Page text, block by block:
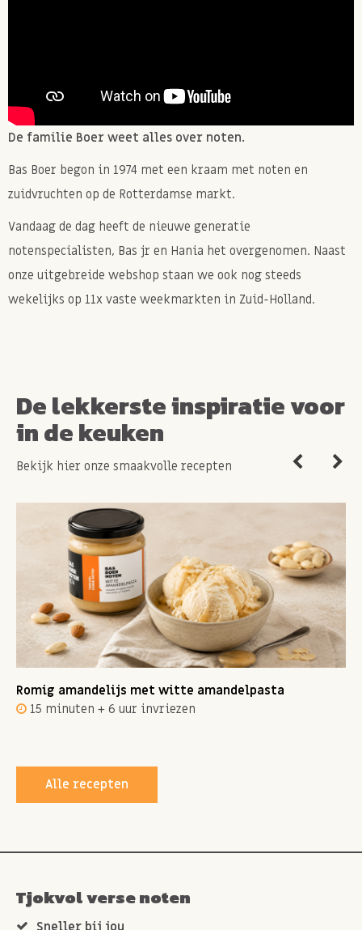
De familie Boer weet alles over noten.
Bas Boer begon in 1974 met een kraam met noten en
zuidvruchten op de Rotterdamse markt.
Vandaag de dag heeft de nieuwe generatie
notenspecialisten, Bas jr en Hania het overgenomen. Naast
onze uitgebreide webshop staan we ook nog steeds
wekelijks op 11x vaste weekmarkten in Zuid-Holland.
De lekkerste inspiratie voor
in de keuken
Bekijk hier onze smaakvolle recepten
Romig amandelijs met witte amandelpasta
15 minuten + 6 uur invriezen
Alle recepten
Tjokvol verse noten
Sneller bij jou